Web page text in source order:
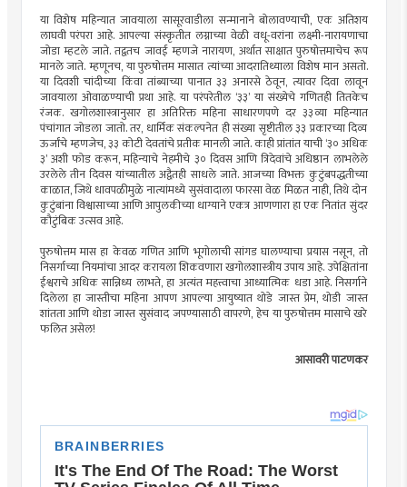
या विशेष महिन्यात जावयाला सासूरवाडीला सन्मानाने बोलावण्याची, एक अतिशय
लाघवी परंपरा आहे. आपल्या संस्कृतीत लग्नाच्या वेळी वधू-वरांना लक्ष्मी-नारायणाचा
जोडा म्हटले जाते. तद्वतच जावई म्हणजे नारायण, अर्थात साक्षात पुरुषोत्तमाचेच रूप
मानले जाते. म्हणूनच, या पुरुषोत्तम मासात त्यांच्या आदरातिथ्याला विशेष मान असतो.
या दिवशी चांदीच्या किंवा तांब्याच्या पानात ३३ अनारसे ठेवून, त्यावर दिवा लावून
जावयाला ओवाळण्याची प्रथा आहे. या परंपरेतील ‘३३’ या संख्येचे गणितही तितकेच
रंजक. खगोलशास्त्रानुसार हा अतिरिक्त महिना साधारणपणे दर ३३व्या महिन्यात
पंचांगात जोडला जातो. तर, धार्मिक संकल्पनेत ही संख्या सृष्टीतील ३३ प्रकारच्या दिव्य
ऊर्जांचे म्हणजेच, ३३ कोटी देवतांचे प्रतीक मानली जाते. काही प्रांतांत याची ‘३० अधिक
३’ अशी फोड करून, महिन्याचे नेहमीचे ३० दिवस आणि त्रिदेवांचे अधिष्ठान लाभलेले
उरलेले तीन दिवस यांच्यातील अद्वैतही साधले जाते. आजच्या विभक्त कुटुंबपद्धतीच्या
काळात, जिथे धावपळीमुळे नात्यांमध्ये सुसंवादाला फारसा वेळ मिळत नाही, तिथे दोन
कुटुंबांना विश्वासाच्या आणि आपुलकीच्या धाग्याने एकत्र आणणारा हा एक नितांत सुंदर
कौटुंबिक उत्सव आहे.
पुरुषोत्तम मास हा केवळ गणित आणि भूगोलाची सांगड घालण्याचा प्रयास नसून, तो
निसर्गाच्या नियमांचा आदर करायला शिकवणारा खगोलशास्त्रीय उपाय आहे. उपेक्षितांना
ईश्वराचे अधिक सान्निध्य लाभते, हा अत्यंत महत्त्वाचा आध्यात्मिक धडा आहे. निसर्गाने
दिलेला हा जास्तीचा महिना आपण आपल्या आयुष्यात थोडे जास्त प्रेम, थोडी जास्त
शांतता आणि थोडा जास्त सुसंवाद जपण्यासाठी वापरणे, हेच या पुरुषोत्तम मासाचे खरे
फलित असेल!
आसावरी पाटणकर